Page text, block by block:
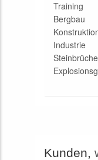
Training
Bergbau
Industrie
Steinbrüche
Kunden,